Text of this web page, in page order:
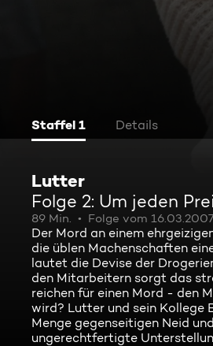
Staffel 1 Details
Lutter
Folge 2: Um jeden
89 Min. Folge vom 16.03.2007
Der Mord an einem
die üblen Machenschaften
lautet die Devise der
den Mitarbeitern sorgt das
reichen für einen Mord - den
wird? Lutter und sein Kollege
Menge gegenseitigen Neid
ungerechtfertigte